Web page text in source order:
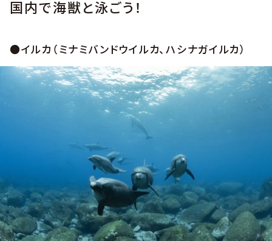
国内で海獣と泳ごう！
●イルカ（ミナミバンドウイルカ、ハシナガイルカ）